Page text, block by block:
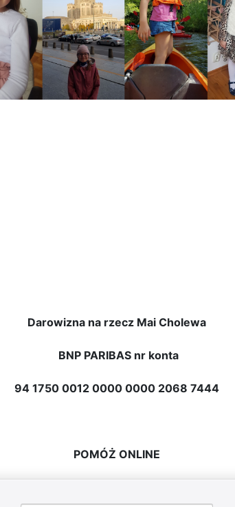
Darowizna na rzecz Mai Cholewa
BNP PARIBAS nr konta
94 1750 0012 0000 0000 2068 7444
POMÓŻ ONLINE